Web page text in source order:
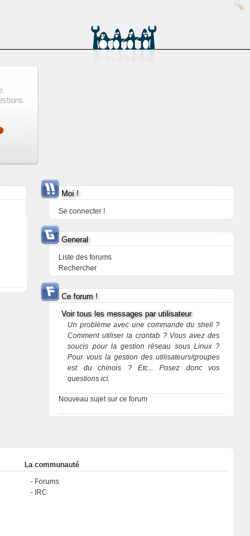
Moi !
Se connecter !
General
Liste des forums
Rechercher
Ce forum !
Voir tous les messages par utilisateur
Un problème avec une commande du shell ?
Comment utiliser la crontab ? Vous avez des
soucis pour la gestion réseau sous Linux ?
Pour vous la gestion des utilisateurs/groupes
est du chinois ? Etc... Posez donc vos
questions ici.
Nouveau sujet sur ce forum
La communauté
Forums
IRC